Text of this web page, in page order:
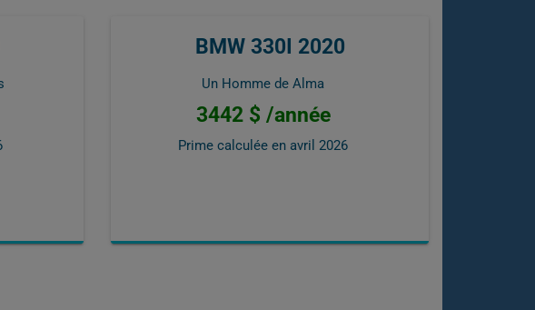
BMW 330I 2020
Un Homme de Alma
3442 $ /année
Prime calculée en avril 2026